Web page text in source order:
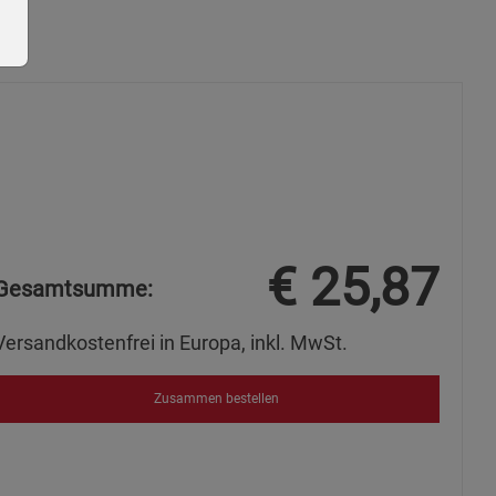
€ 25,87
in Europa, inkl. MwSt.
Zusammen bestellen